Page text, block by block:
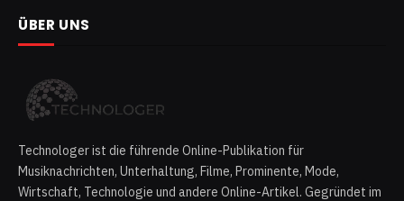
ÜBER UNS
Technologer ist die führende Online-Publikation für
Musiknachrichten, Unterhaltung, Filme, Prominente, Mode,
Wirtschaft, Technologie und andere Online-Artikel. Gegründet im